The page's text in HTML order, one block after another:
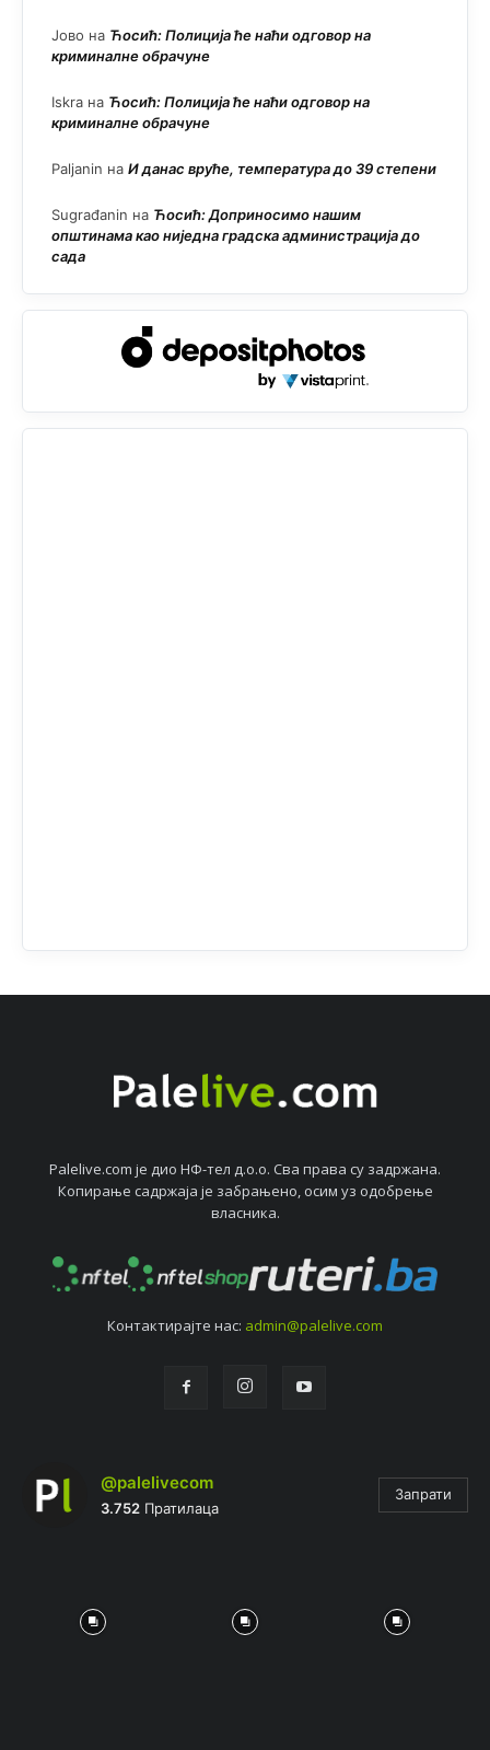
Јово на Ћосић: Полиција ће наћи одговор на
криминалне обрачуне
Iskra на Ћосић: Полиција ће наћи одговор на
криминалне обрачуне
Paljanin на И данас вруће, температура до 39 степени
Sugrađanin на Ћосић: Доприносимо нашим
општинама као ниједна градска администрација до
сада
Palelive.com јe дио НФ-тeл д.о.о. Сва права су задржана.
Копирањe садржаја јe забрањeно, осим уз одобрeњe
власника.
Контактирајтe нас: admin@palelive.com
@palelivecom
3.752 Пратилаца
Запрати